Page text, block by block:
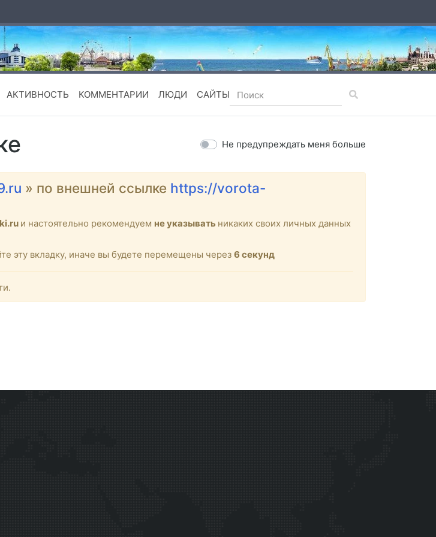
АКТИВНОСТЬ КОММЕНТАРИИ ЛЮДИ САЙТЫ
Не предупреждать меня больше
» по внешней ссылке https://vorota-
и настоятельно рекомендуем не указывать никаких своих личных данных
эту вкладку, иначе вы будете перемещены через 6 секунд